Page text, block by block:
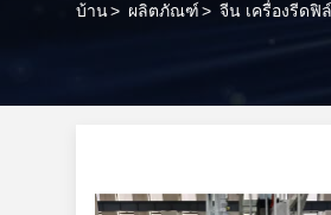
บ้าน> ผลิตภัณฑ์> จีน เครื่องรีดฟิ